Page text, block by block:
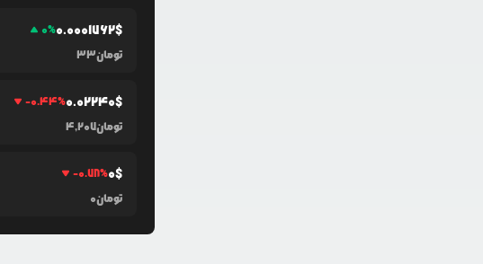
0%0.0001762$
33تومان
-0.44%0.02240$
4,207تومان
-0.78%0$
0تومان